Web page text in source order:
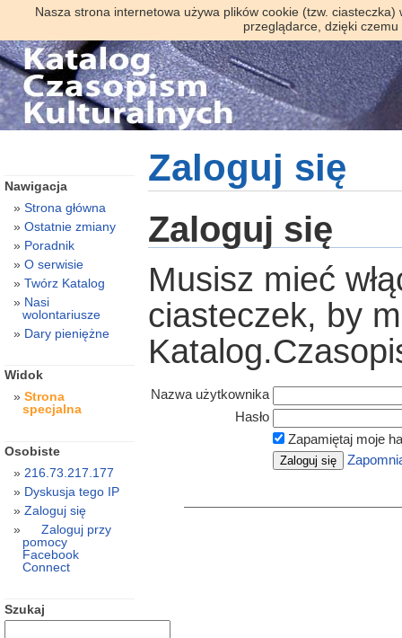
Nasza strona internetowa używa plików cookie (tzw.
przeglądarce, dzięki
Zaloguj się
Zaloguj się
Musisz mieć
ciasteczek, by
Nazwa użytkownika
Hasło
Zapamiętaj moje
Nawigacja
Strona główna
Ostatnie zmiany
Poradnik
O serwisie
Twórz Katalog
Nasi
wolontariusze
Dary pieniężne
Widok
Strona
specjalna
Osobiste
216.73.217.177
Dyskusja tego IP
Zaloguj się
Zaloguj przy
pomocy
Facebook
Connect
Szukaj